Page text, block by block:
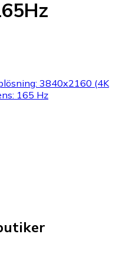
3840x2160 (4K
165 Hz